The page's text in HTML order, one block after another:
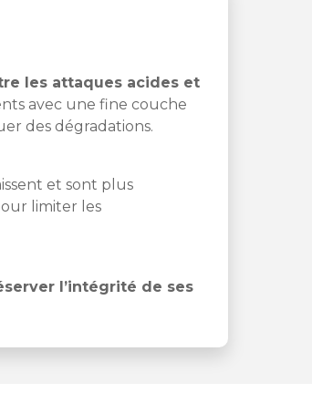
les attaques acides et
avec une fine couche
des dégradations.
et sont plus
limiter les
l’intégrité de ses